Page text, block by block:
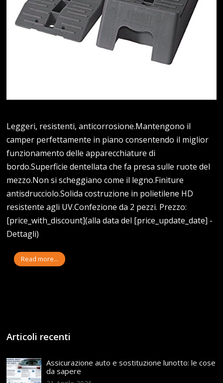
Leggeri, resistenti, anticorrosione.Mantengono il
camper perfettamente in piano consentendo il miglior
funzionamento delle apparecchiature di
bordo.Superficie dentellata che fa presa sulle ruote del
mezzo.Non si scheggiano come il legno.Finiture
antisdrucciolo.Solida costruzione in polietilene HD
resistente agli UV.Confezione da 2 pezzi. Prezzo:
[price_with_discount](alla data del [price_update_date] -
Dettagli)
Read more...
Articoli recenti
Assicurazione auto e sostituzione lunotto: le cose
da sapere